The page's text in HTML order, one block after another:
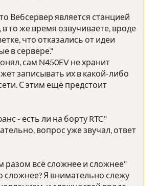
Вебсервер является станцией
то же время озвучиваете, вроде
что отказались от идеи
в сервере."
сам N450EV не хранит
записывать их в какой-либо
С этим ещё предстоит
- есть ли на борту RTC"
вопрос уже звучал, ответ
разом всё сложнее и сложнее"
сложнее? Я внимательно слежу